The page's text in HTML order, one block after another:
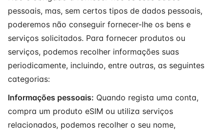
pessoais, mas, sem certos tipos de dados pessoais,
poderemos não conseguir fornecer-lhe os bens e
serviços solicitados. Para fornecer produtos ou
serviços, podemos recolher informações suas
periodicamente, incluindo, entre outras, as seguintes
categorias:
Informações pessoais: Quando regista uma conta,
compra um produto eSIM ou utiliza serviços
relacionados, podemos recolher o seu nome,